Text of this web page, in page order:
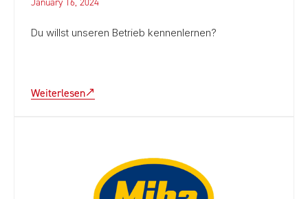
January 16, 2024
Du willst unseren Betrieb kennenlernen?
Weiterlesen